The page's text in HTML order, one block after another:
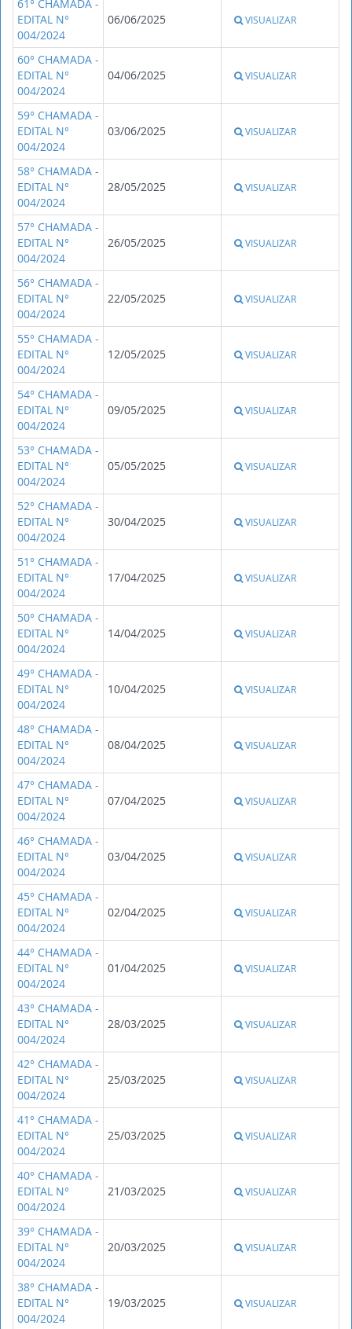
61° CHAMADA -
EDITAL N°
004/2024
06/06/2025 VISUALIZAR
60° CHAMADA -
EDITAL N°
004/2024
04/06/2025 VISUALIZAR
59° CHAMADA -
EDITAL N°
004/2024
03/06/2025 VISUALIZAR
58° CHAMADA -
EDITAL N°
004/2024
28/05/2025 VISUALIZAR
57° CHAMADA -
EDITAL N°
004/2024
26/05/2025 VISUALIZAR
56° CHAMADA -
EDITAL N°
004/2024
22/05/2025 VISUALIZAR
55° CHAMADA -
EDITAL N°
004/2024
12/05/2025 VISUALIZAR
54° CHAMADA -
EDITAL N°
004/2024
09/05/2025 VISUALIZAR
53° CHAMADA -
EDITAL N°
004/2024
05/05/2025 VISUALIZAR
52° CHAMADA -
EDITAL N°
004/2024
30/04/2025 VISUALIZAR
51° CHAMADA -
EDITAL N°
004/2024
17/04/2025 VISUALIZAR
50° CHAMADA -
EDITAL N°
004/2024
14/04/2025 VISUALIZAR
49° CHAMADA -
EDITAL N°
004/2024
10/04/2025 VISUALIZAR
48° CHAMADA -
EDITAL N°
004/2024
08/04/2025 VISUALIZAR
47° CHAMADA -
EDITAL N°
004/2024
07/04/2025 VISUALIZAR
46° CHAMADA -
EDITAL N°
004/2024
03/04/2025 VISUALIZAR
45° CHAMADA -
EDITAL N°
004/2024
02/04/2025 VISUALIZAR
44° CHAMADA -
EDITAL N°
004/2024
01/04/2025 VISUALIZAR
43° CHAMADA -
EDITAL N°
004/2024
28/03/2025 VISUALIZAR
42° CHAMADA -
EDITAL N°
004/2024
25/03/2025 VISUALIZAR
41° CHAMADA -
EDITAL N°
004/2024
25/03/2025 VISUALIZAR
40° CHAMADA -
EDITAL N°
004/2024
21/03/2025 VISUALIZAR
39° CHAMADA -
EDITAL N°
004/2024
20/03/2025 VISUALIZAR
38° CHAMADA -
EDITAL N°
004/2024
19/03/2025 VISUALIZAR